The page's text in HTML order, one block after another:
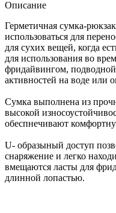
Описание
Герметичная сумка-
использоваться для
для сухих вещей, когда
для использования во
фридайвингом,
активностей на воде или
Сумка выполнена из
высокой
обеспнечивают
U- образыный доступ
снаряжение и легко
вмещаются ласты для
длинной лопастью.